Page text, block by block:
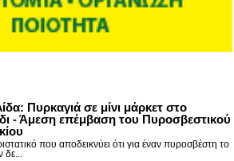
Πυρκαγιά σε μίνι μάρκετ στο
- Άμεση επέμβαση του Πυροσβεστικού
που αποδεικνύει ότι για έναν πυροσβέστη το
δε...